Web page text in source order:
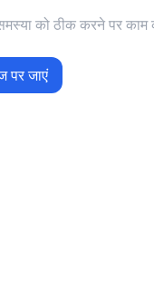
को ठीक करने पर काम
पर जाएं